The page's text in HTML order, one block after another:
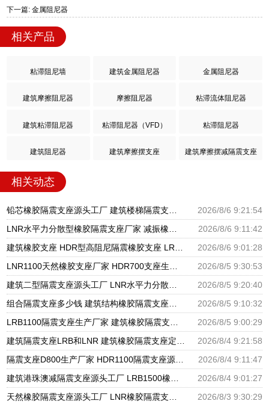
下一篇: 金属阻尼器
相关产品
粘滞阻尼墙 建筑金属阻尼器 金属阻尼器
建筑摩擦阻尼器 摩擦阻尼器 粘滞流体阻尼器
建筑粘滞阻尼器 粘滞阻尼器（VFD） 粘滞阻尼器
建筑阻尼器 建筑摩擦摆支座 建筑摩擦摆减隔震支座
相关动态
2026/8/6 9:21:54
2026/8/6 9:11:42
2026/8/6 9:01:28
2026/8/5 9:30:53
2026/8/5 9:20:40
2026/8/5 9:10:32
2026/8/5 9:00:29
2026/8/4 9:21:58
2026/8/4 9:11:47
2026/8/4 9:01:27
2026/8/3 9:30:29